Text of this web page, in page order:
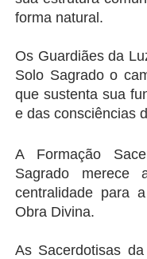
forma natural.
Os Guardiães da
Solo Sagrado o
que sustenta sua
e das consciências
A Formação
Sagrado merece
centralidade para
Obra Divina.
As Sacerdotisas